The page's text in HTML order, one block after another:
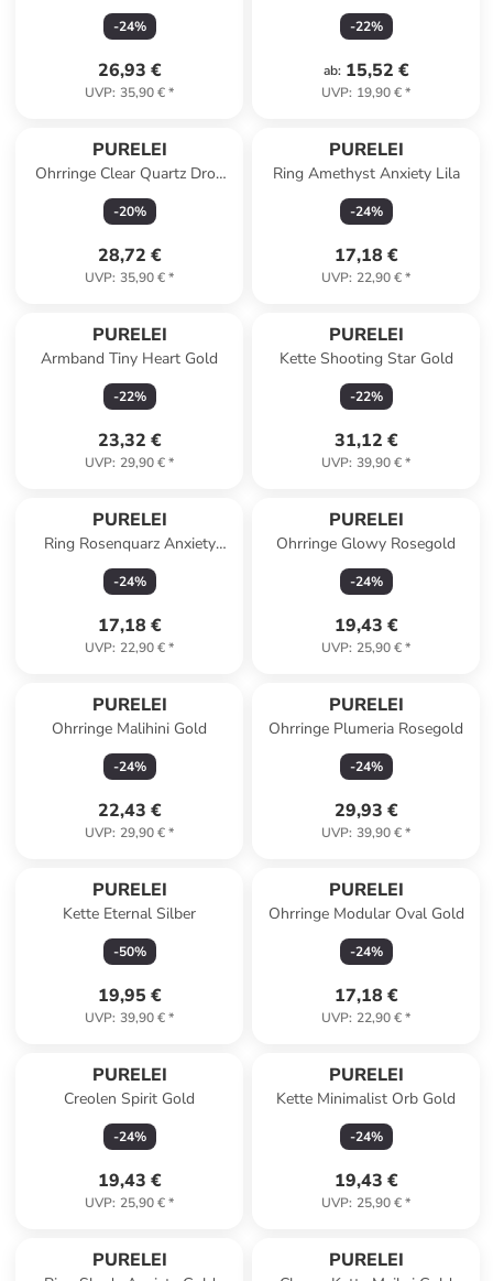
-24%
26,93 €
UVP: 35,90 €*
-22%
ab: 15,52 €
UVP: 19,90 €*
PURELEI
Ohrringe Clear Quartz Drop
Gold
-20%
28,72 €
UVP: 35,90 €*
PURELEI
Ring Amethyst Anxiety Lila
-24%
17,18 €
UVP: 22,90 €*
PURELEI
Armband Tiny Heart Gold
-22%
23,32 €
UVP: 29,90 €*
PURELEI
Kette Shooting Star Gold
-22%
31,12 €
UVP: 39,90 €*
PURELEI
Ring Rosenquarz Anxiety
Rosa
-24%
17,18 €
UVP: 22,90 €*
PURELEI
Ohrringe Glowy Rosegold
-24%
19,43 €
UVP: 25,90 €*
PURELEI
Ohrringe Malihini Gold
-24%
22,43 €
UVP: 29,90 €*
PURELEI
Ohrringe Plumeria Rosegold
-24%
29,93 €
UVP: 39,90 €*
PURELEI
Kette Eternal Silber
-50%
19,95 €
UVP: 39,90 €*
PURELEI
Ohrringe Modular Oval Gold
-24%
17,18 €
UVP: 22,90 €*
PURELEI
Creolen Spirit Gold
-24%
19,43 €
UVP: 25,90 €*
PURELEI
Kette Minimalist Orb Gold
-24%
19,43 €
UVP: 25,90 €*
PURELEI PURELEI